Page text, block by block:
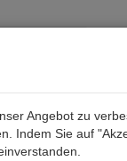
Tab &
Angebot zu
Indem Sie auf